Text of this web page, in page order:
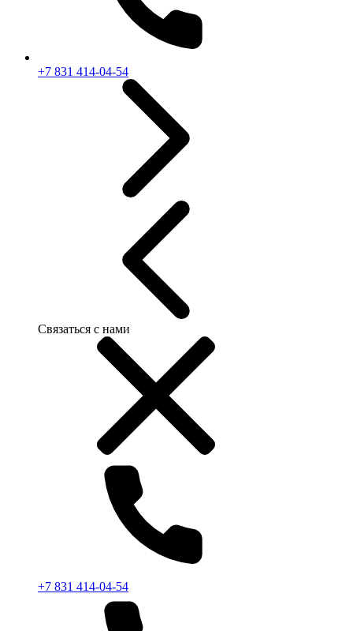
+7 831 414-04-54
Связаться с нами
+7 831 414-04-54